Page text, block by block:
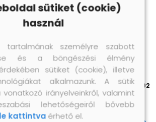
tetővel
cm
Kültéri kutyakennel 760 x 192
x 185 cm
166 520 Ft
sütiket (cookie)
használ
tartalmának személyre szabott
és a böngészési élmény
sütiket (cookie), illetve
alkalmazunk. A sütik
vonatkozó irányelveinkről, valamint
lehetőségeiről bővebb
kattintva érhető el.